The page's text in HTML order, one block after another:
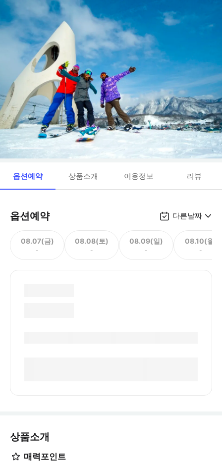
옵션예약 상품소개 이용정보 리뷰
옵션예약 다른날짜
08.07(금)
-
08.08(토)
-
08.09(일)
-
08.10(월)
-
상품소개
매력포인트